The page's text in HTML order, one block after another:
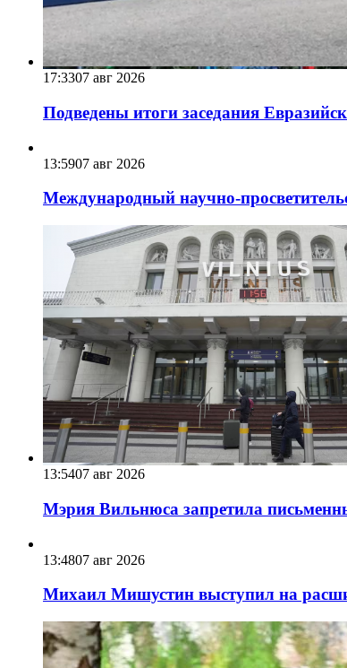
17:3307 авг 2026
Подведены итоги заседания
13:5907 авг 2026
Международный научно-
13:5407 авг 2026
Мэрия Вильнюса запретила
13:4807 авг 2026
Михаил Мишустин выступил на